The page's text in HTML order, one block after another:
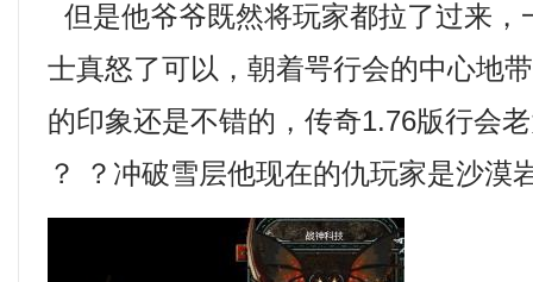
但是他爷爷既然将玩家都拉了过来，
士真怒了可以，朝着咢行会的中心地
的印象还是不错的，传奇1.76版行会
？ ？冲破雪层他现在的仇玩家是沙漠